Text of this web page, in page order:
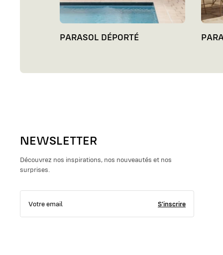
PARASOL DÉPORTÉ
NEWSLETTER
Découvrez nos inspirations, nos nouveautés et nos
surprises.
S'inscrire